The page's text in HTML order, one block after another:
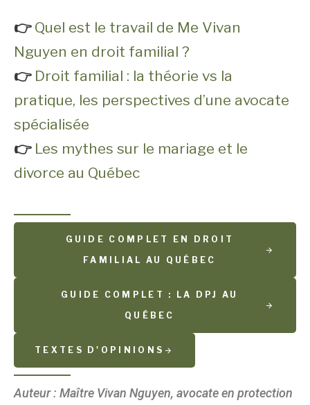
👉 Quel est le travail de Me Vivan
Nguyen en droit familial ?
👉 Droit familial : la théorie vs la
pratique, les perspectives d’une avocate
spécialisée
👉 Les mythes sur le mariage et le
divorce au Québec
GUIDE COMPLET EN DROIT
FAMILIAL AU QUÉBEC
GUIDE COMPLET : LA DPJ AU
QUÉBEC
TEXTES D'OPINIONS
Auteur : Maître Vivan Nguyen, avocate en protection